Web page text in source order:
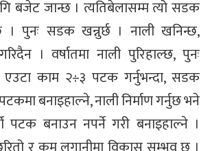
बजेट जान्छ । त्यतिबेलासम्म त्यो सडक
पुनः सडक खन्नुर्छ । नाली खनिन्छ,
। वर्षातमा नाली पुरिहाल्छ, पुनः
काम २÷३ पटक गर्नुभन्दा, सडक
बनाइहाल्ने, नाली निर्माण गर्नुछ भने
बनाउन नपर्ने गरी बनाइहाल्ने ।